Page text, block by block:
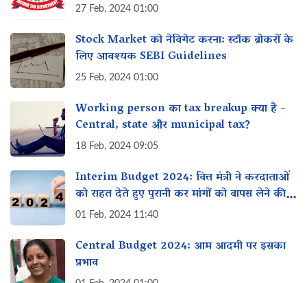
27 Feb, 2024 01:00
Stock Market को नेविगेट करना: स्टॉक ब्रोकरों के
लिए आवश्यक SEBI Guidelines
25 Feb, 2024 01:00
Working person का tax breakup क्या है -
Central, state और municipal tax?
18 Feb, 2024 09:05
Interim Budget 2024: वित्त मंत्री ने करदाताओं
को राहत देते हुए पुरानी कर मांगों को वापस लेने की
घोषणा की
01 Feb, 2024 11:40
Central Budget 2024: आम आदमी पर इसका
प्रभाव